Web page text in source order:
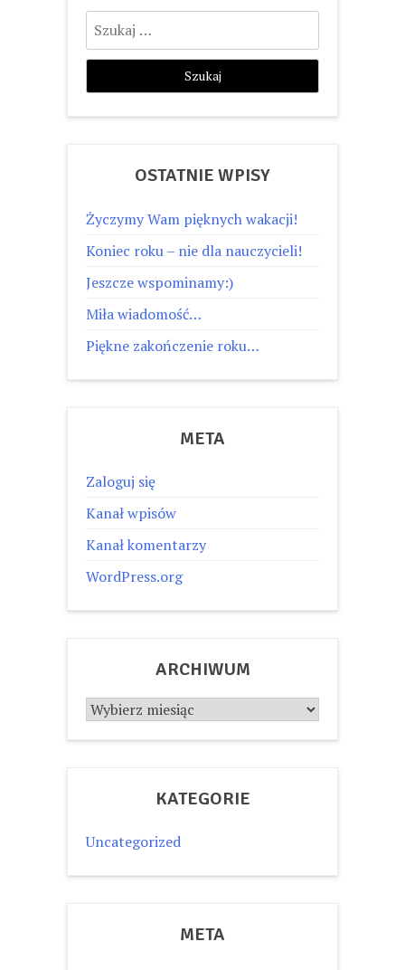
Szukaj:
OSTATNIE WPISY
Życzymy Wam pięknych wakacji!
Koniec roku – nie dla nauczycieli!
Jeszcze wspominamy:)
Miła wiadomość…
Piękne zakończenie roku…
META
Zaloguj się
Kanał wpisów
Kanał komentarzy
WordPress.org
ARCHIWUM
Archiwum
KATEGORIE
Uncategorized
META